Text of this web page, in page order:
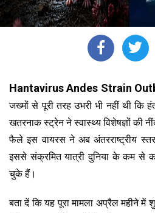
Hantavirus Andes Strain
जख्मों से पूरी तरह उभरी भी नहीं थी कि
खतरनाक स्ट्रेन ने स्वास्थ्य विशेषज्ञों की
फैले इस वायरस ने अब अंतरराष्ट्रीय
इससे संक्रमित यात्री दुनिया के कम
चुके हैं।
बता दें कि यह पूरा मामला अप्रैल महीने